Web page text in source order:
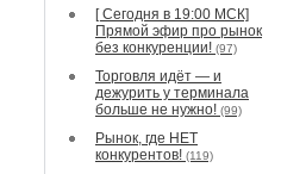
[ Сегодня в 19:00 МСК]
Прямой эфир про рынок
без конкуренции! (97)
Торговля идёт — и
дежурить у терминала
больше не нужно! (99)
Рынок, где НЕТ
конкурентов! (119)